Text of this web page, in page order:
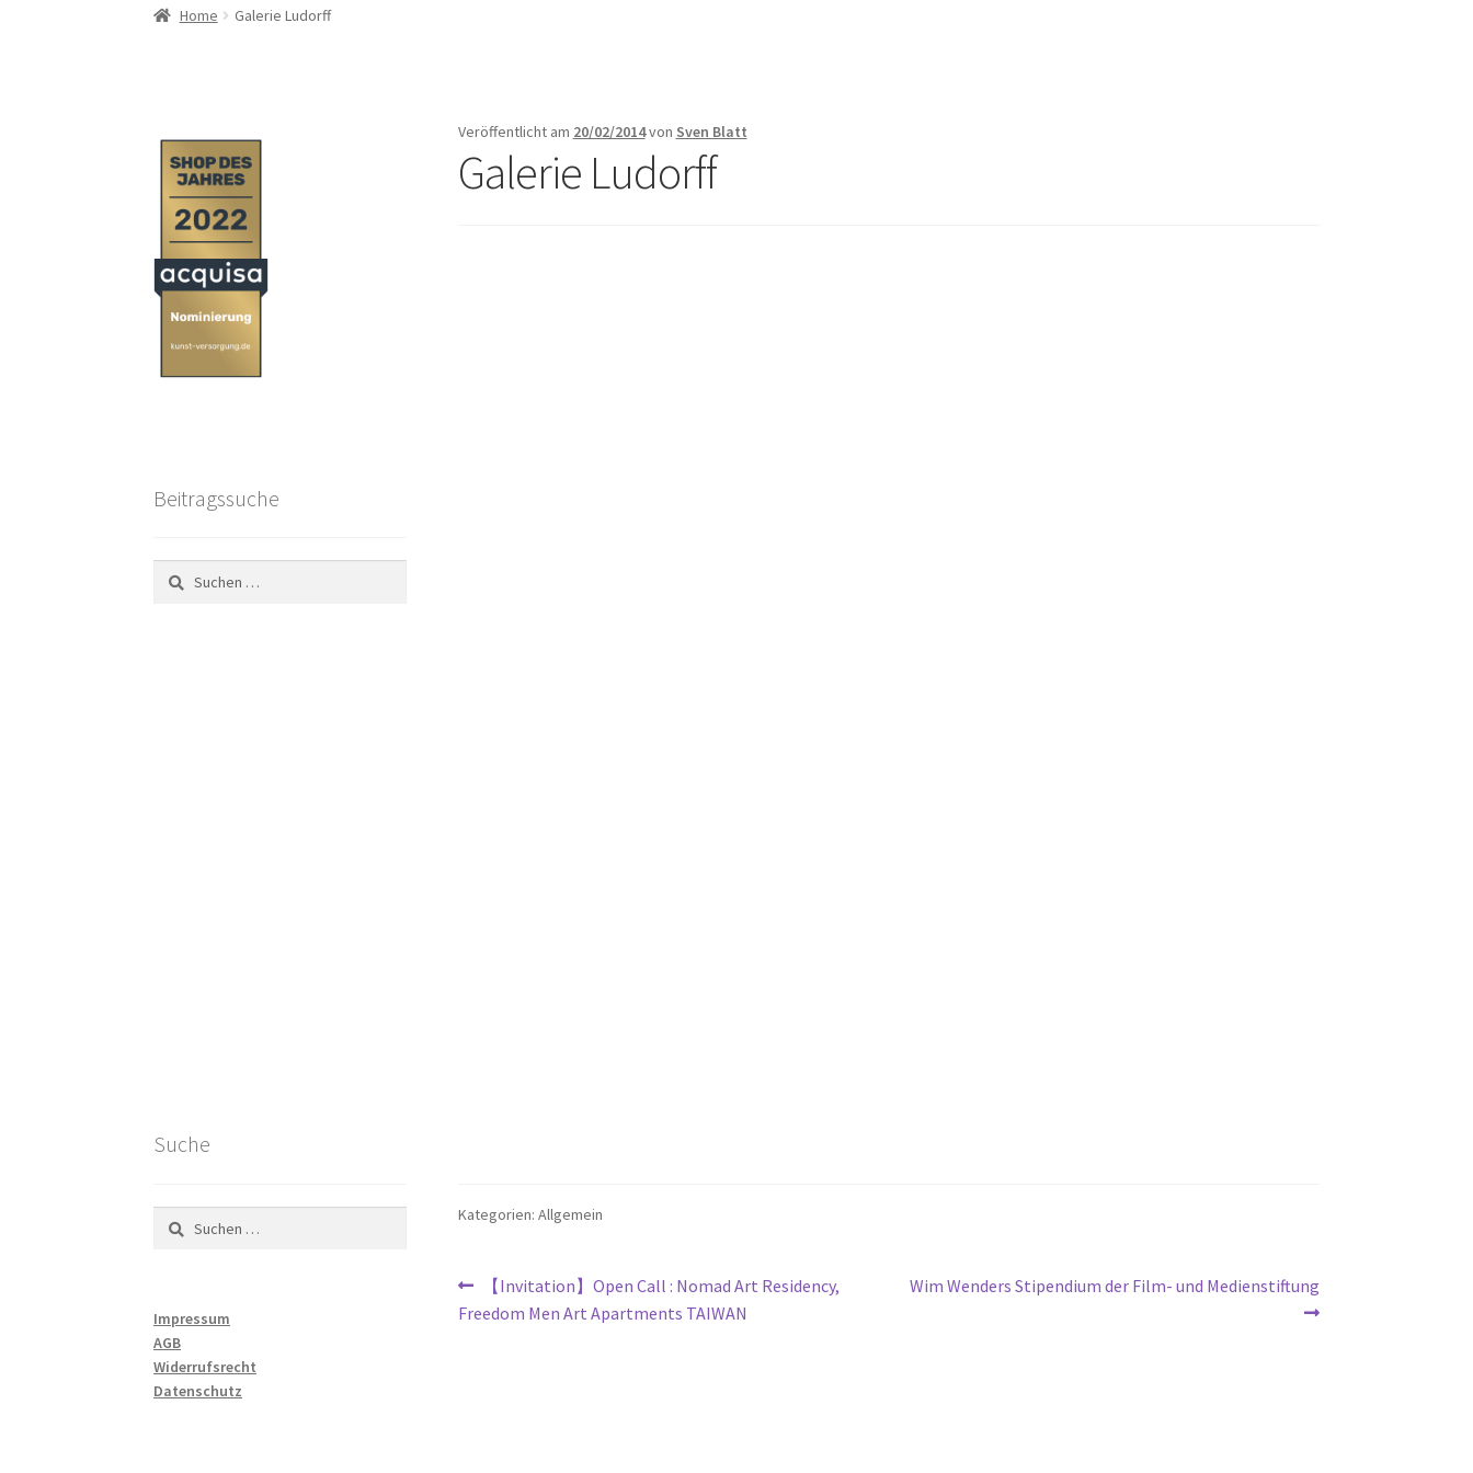
Home Galerie Ludorff
Veröffentlicht am 20/02/2014von Sven Blatt
Galerie Ludorff
Kategorien: Allgemein
Beitragsnavigation
Vorheriger
Beitrag:
【Invitation】Open Call : Nomad Art Residency,
Freedom Men Art Apartments TAIWAN
Nächster
Wim Wenders Stipendium der Film- und Medienstiftung
Beitragssuche
Suchen
nach:
Suche
Suchen
nach:
Impressum
AGB
Widerrufsrecht
Datenschutz